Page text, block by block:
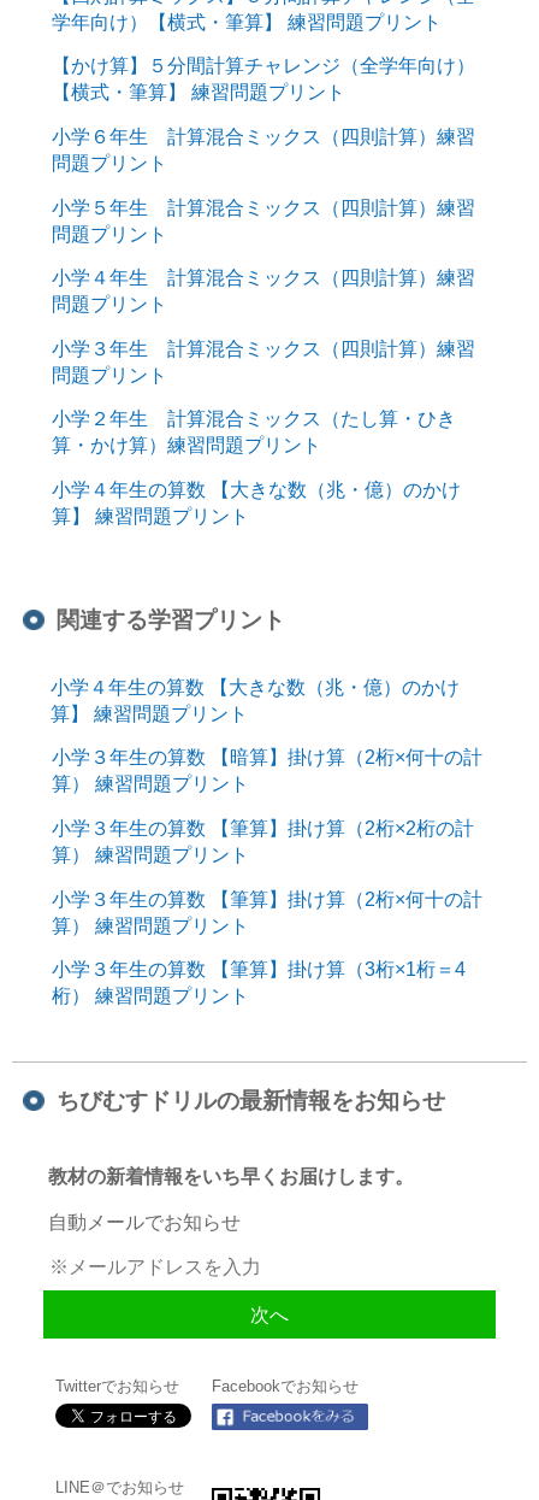
学年向け）【横式・筆算】 練習問題プリント
【かけ算】５分間計算チャレンジ（全学年向け）
【横式・筆算】 練習問題プリント
小学６年生 計算混合ミックス（四則計算）練習
問題プリント
小学５年生 計算混合ミックス（四則計算）練習
問題プリント
小学４年生 計算混合ミックス（四則計算）練習
問題プリント
小学３年生 計算混合ミックス（四則計算）練習
問題プリント
小学２年生 計算混合ミックス（たし算・ひき
算・かけ算）練習問題プリント
小学４年生の算数 【大きな数（兆・億）のかけ
算】 練習問題プリント
関連する学習プリント
小学４年生の算数 【大きな数（兆・億）のかけ
算】 練習問題プリント
小学３年生の算数 【暗算】掛け算（2桁×何十の計
算） 練習問題プリント
小学３年生の算数 【筆算】掛け算（2桁×2桁の計
算） 練習問題プリント
小学３年生の算数 【筆算】掛け算（2桁×何十の計
算） 練習問題プリント
小学３年生の算数 【筆算】掛け算（3桁×1桁＝4
桁） 練習問題プリント
ちびむすドリルの最新情報をお知らせ
教材の新着情報をいち早くお届けします。
自動メールでお知らせ
Twitterでお知らせ Facebookでお知らせ
LINE＠でお知らせ